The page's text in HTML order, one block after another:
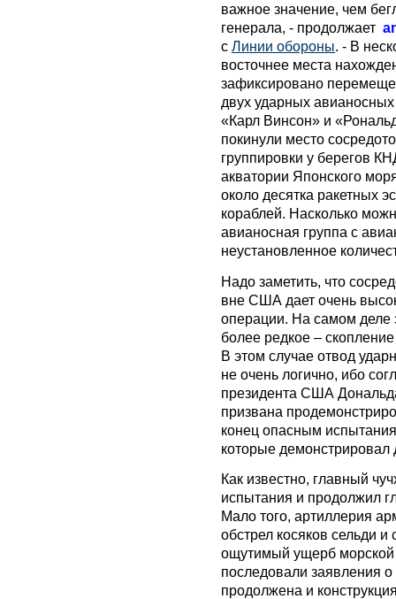
важное значение, чем
генерала, - продолжает
с Линии обороны. - В
восточнее места
зафиксировано
двух ударных
«Карл Винсон» и
покинули место
группировки у берегов
акватории Японского
около десятка ракетных
кораблей. Насколько
авианосная группа с
неустановленное
Надо заметить, что
вне США дает очень
операции. На самом деле
более редкое –
В этом случае отвод
не очень логично, ибо
президента США
призвана
конец опасным
которые демонстрировал
Как известно, главный
испытания и продолжил
Мало того, артиллерия
обстрел косяков сельди
ощутимый ущерб морской
последовали заявления
продолжена и